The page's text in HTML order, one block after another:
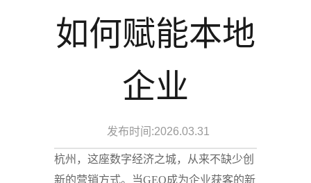
如何赋能本地
企业
发布时间:2026.03.31
杭州，这座数字经济之城，从来不缺少创
新的营销方式。当GEO成为企业获客的新